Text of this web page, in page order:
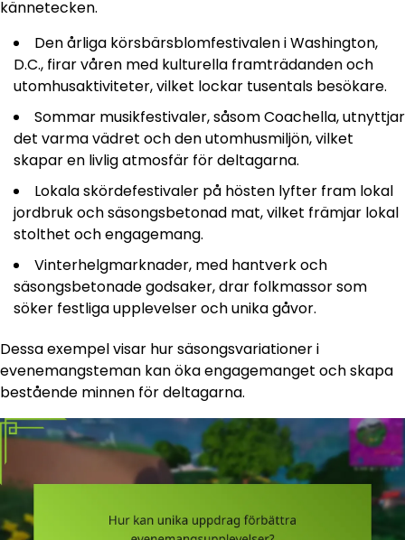
kännetecken.
Den årliga körsbärsblomfestivalen i Washington,
D.C., firar våren med kulturella framträdanden och
utomhusaktiviteter, vilket lockar tusentals besökare.
Sommar musikfestivaler, såsom Coachella, utnyttjar
det varma vädret och den utomhusmiljön, vilket
skapar en livlig atmosfär för deltagarna.
Lokala skördefestivaler på hösten lyfter fram lokal
jordbruk och säsongsbetonad mat, vilket främjar lokal
stolthet och engagemang.
Vinterhelgmarknader, med hantverk och
säsongsbetonade godsaker, drar folkmassor som
söker festliga upplevelser och unika gåvor.
Dessa exempel visar hur säsongsvariationer i
evenemangsteman kan öka engagemanget och skapa
bestående minnen för deltagarna.